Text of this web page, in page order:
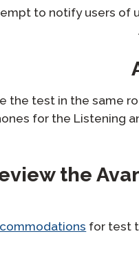
to notify users of
the test in the same
for the Listening
the
for test